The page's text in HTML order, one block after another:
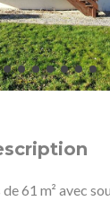
61 m² avec